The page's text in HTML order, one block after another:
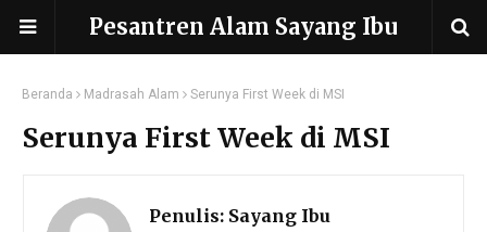
Pesantren Alam Sayang Ibu
Beranda Madrasah Alam Serunya First Week di MSI
Serunya First Week di MSI
Penulis: Sayang Ibu